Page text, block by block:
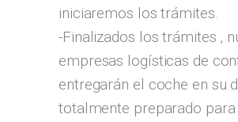
iniciaremos los trámites.
-Finalizados los trámites ,
empresas logísticas de
entregarán el coche en su
totalmente preparado para